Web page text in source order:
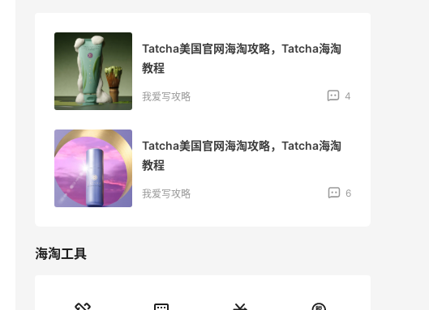
Tatcha美国官网海淘攻略，Tatcha海淘
教程
我爱写攻略 4
Tatcha美国官网海淘攻略，Tatcha海淘
教程
我爱写攻略 6
海淘工具